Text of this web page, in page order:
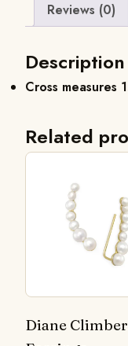
Reviews (0)
Description
Cross measures
Related
Diane